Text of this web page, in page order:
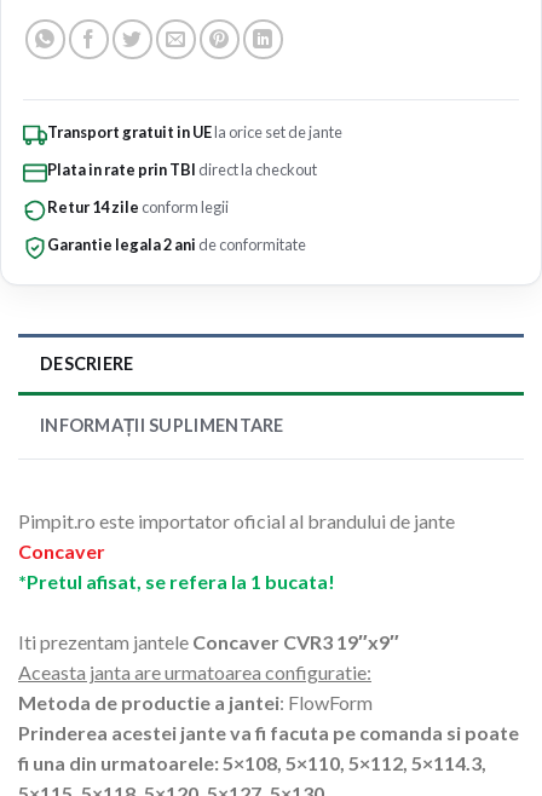
Transport gratuit in UEla orice set de jante
Plata in rate prin TBI direct la checkout
Retur 14 zile conform legii
Garantie legala 2 ani de conformitate
DESCRIERE
INFORMAȚII SUPLIMENTARE
Pimpit.ro este importator oficial al brandului de jante
Concaver
*Pretul afisat, se refera la 1 bucata!
Iti prezentam jantele Concaver CVR3 19″x9″
Aceasta janta are urmatoarea configuratie:
Metoda de productie a jantei: FlowForm
Prinderea acestei jante va fi facuta pe comanda si poate
fi una din urmatoarele: 5×108, 5×110, 5×112, 5×114.3,